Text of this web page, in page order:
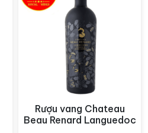
Xem nhanh
Rượu vang Chateau
Beau Renard Languedoc